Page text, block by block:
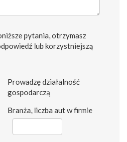
pytania, otrzymasz
lub korzystniejszą
Prowadzę działalność
gospodarczą
Branża, liczba aut w firmie